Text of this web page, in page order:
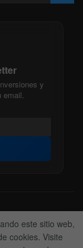
y
Equipoeste sitio web,
cookies. Visite